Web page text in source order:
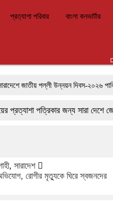
প্রত্যাশা পরিবার বাংলা কনভার্টার
জাতীয় পল্লী উন্নয়ন দিবস-২০২৬ পালিত
শ্যামনগরে দুই সংখ্যালঘু পরিবারকে
চার্জ দিতে গিয়ে কিশোরীর মৃত্যু
প্রত্যাশা পত্রিকার জন্য সারা দেশে
, সারাদেশ
রোগীর মৃত্যুকে ঘিরে স্বজনদের